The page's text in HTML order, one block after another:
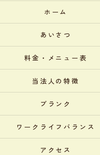
ホーム
あいさつ
料金・メニュー表
当法人の特徴
ブランク
ワークライフバランス
アクセス